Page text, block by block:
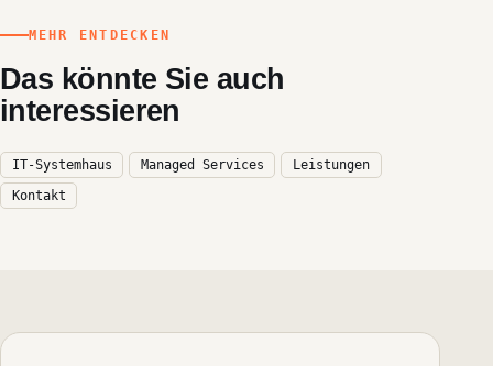
MEHR ENTDECKEN
Das könnte Sie auch
interessieren
IT-Systemhaus Managed Services
Leistungen
Kontakt